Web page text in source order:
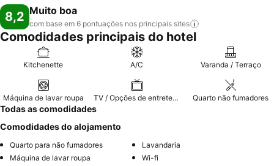
8,2 Muito boa
com base em 6 pontuações nos principais sites
Comodidades principais do hotel
Kitchenette A/C Varanda / Terraço
Máquina de lavar roupa TV / Opções de entretenimento Quarto não fumadores
Todas as comodidades
Comodidades do alojamento
Quarto para não fumadores
Lavandaria
Máquina de lavar roupa
Wi-fi